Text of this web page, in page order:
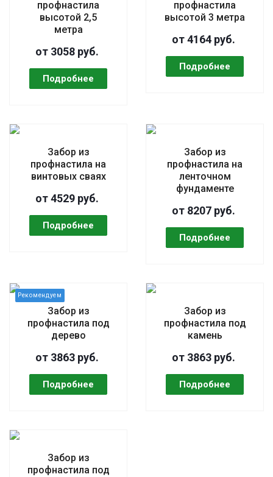
профнастила
высотой 2,5
метра
от 3058 руб.
профнастила
высотой 3 метра
от 4164 руб.
Забор из
профнастила на
винтовых сваях
от 4529 руб.
Забор из
профнастила на
ленточном
фундаменте
от 8207 руб.
Забор из
профнастила под
дерево
от 3863 руб.
Забор из
профнастила под
камень
от 3863 руб.
Забор из
профнастила под